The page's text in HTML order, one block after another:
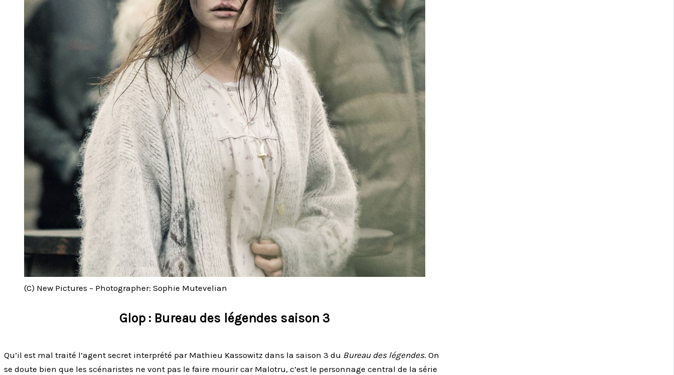
(C) New Pictures – Photographer: Sophie Mutevelian
Glop : Bureau des légendes saison 3
Qu’il est mal traité l’agent secret interprété par Mathieu Kassowitz dans la saison 3 du Bureau des légendes. On
se doute bien que les scénaristes ne vont pas le faire mourir car Malotru, c’est le personnage central de la série